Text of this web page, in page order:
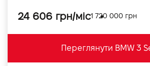
24 606 грн/міс1 720 000 грн
Переглянути BMW 3